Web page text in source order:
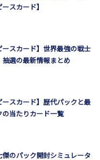
ースカード】
ースカード】世界最強の戦士
抽選の最新情報まとめ
ースカード】歴代パックと最
の当たりカード一覧
傑のパック開封シミュレータ